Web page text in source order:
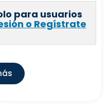
para usuarios
o Regístrate